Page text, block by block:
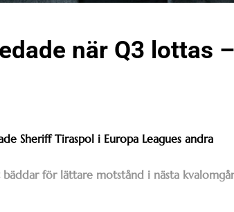
när Q3 lottas –
Sheriff Tiraspol i Europa Leagues andra
för lättare motstånd i nästa